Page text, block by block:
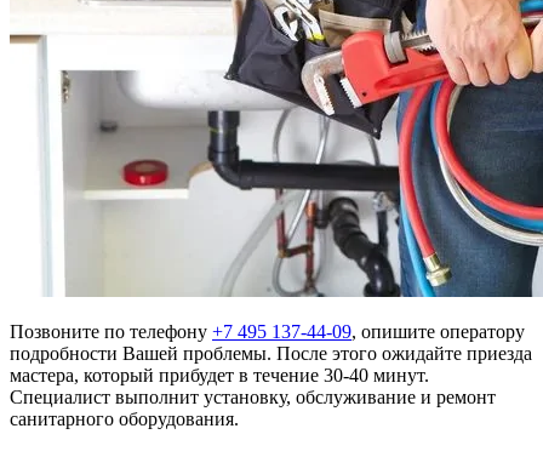
Позвоните по телефону +7 495 137-44-09, опишите оператору
подробности Вашей проблемы. После этого ожидайте приезда
мастера, который прибудет в течение 30-40 минут.
Специалист выполнит установку, обслуживание и ремонт
санитарного оборудования.